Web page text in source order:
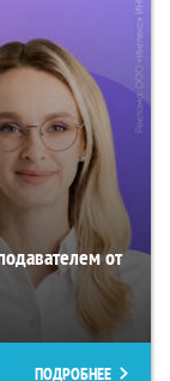
от
ПОДРОБНЕЕ